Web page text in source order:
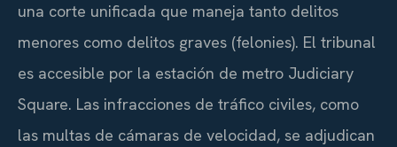
una corte unificada que maneja tanto delitos
menores como delitos graves (felonies). El tribunal
es accesible por la estación de metro Judiciary
Square. Las infracciones de tráfico civiles, como
las multas de cámaras de velocidad, se adjudican